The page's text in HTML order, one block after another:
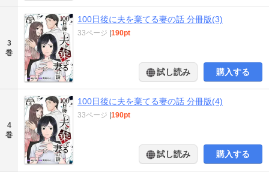
3
巻
100日後に夫を棄てる妻の話 分冊版(3)
33ページ |190pt
試し読み 購入する
4
巻
100日後に夫を棄てる妻の話 分冊版(4)
33ページ |190pt
試し読み 購入する